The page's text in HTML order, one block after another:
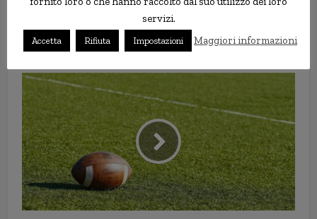
Donna ha una collezione di 1.760
decorazioni natalizie
servizi.
Accetta Rifiuta Impostazioni Maggiori informazioni